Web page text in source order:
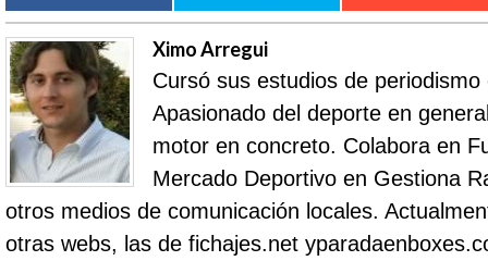
Ximo Arregui
Cursó sus estudios de periodismo
Apasionado del deporte en
motor en concreto. Colabora en
Mercado Deportivo en Gestiona
otros medios de comunicación locales.
otras webs, las de fichajes.net